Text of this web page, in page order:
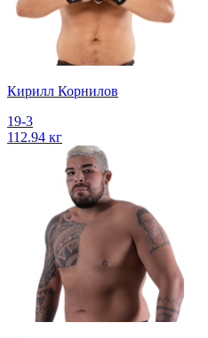
Кирилл Корнилов
19-3
112.94 кг